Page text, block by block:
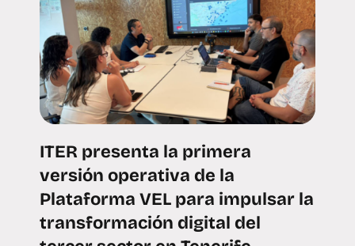
ITER presenta la primera
versión operativa de la
Plataforma VEL para impulsar la
transformación digital del